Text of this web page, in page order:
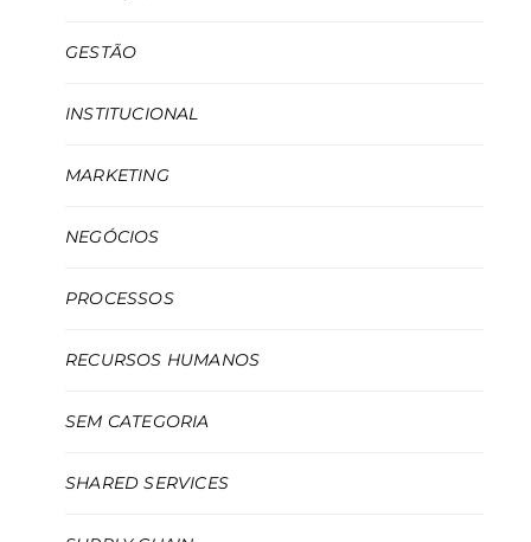
GESTÃO
INSTITUCIONAL
MARKETING
NEGÓCIOS
PROCESSOS
RECURSOS HUMANOS
SEM CATEGORIA
SHARED SERVICES